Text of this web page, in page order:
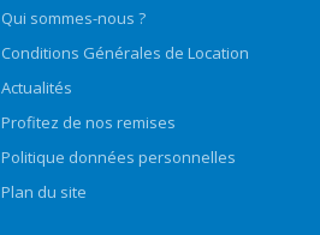
Qui sommes-nous ?
Conditions Générales de Location
Actualités
Profitez de nos remises
Politique données personnelles
Plan du site